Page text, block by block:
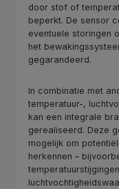
door stof of
beperkt. De sensor
eventuele storingen
het
gegarandeerd.
In combinatie met
temperatuur-,
kan een integrale
gerealiseerd. Deze
mogelijk om
herkennen –